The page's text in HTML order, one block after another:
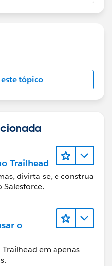
este tópico
Trailhead
divirta-se, e construa
Salesforce.
o
em apenas